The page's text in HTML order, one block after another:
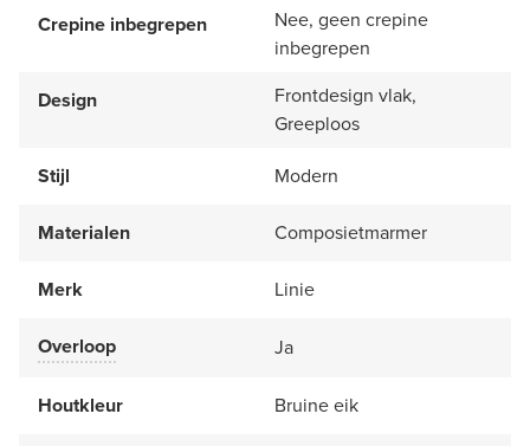
Crepine inbegrepen
Nee, geen crepine
inbegrepen
Design
Frontdesign vlak,
Greeploos
Stijl
Modern
Materialen Composietmarmer
Merk Linie
Overloop Ja
Houtkleur Bruine eik